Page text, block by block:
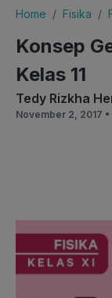
Home Fisika
Konsep
Kelas 11
Tedy Rizkha
November 2, 2017 •